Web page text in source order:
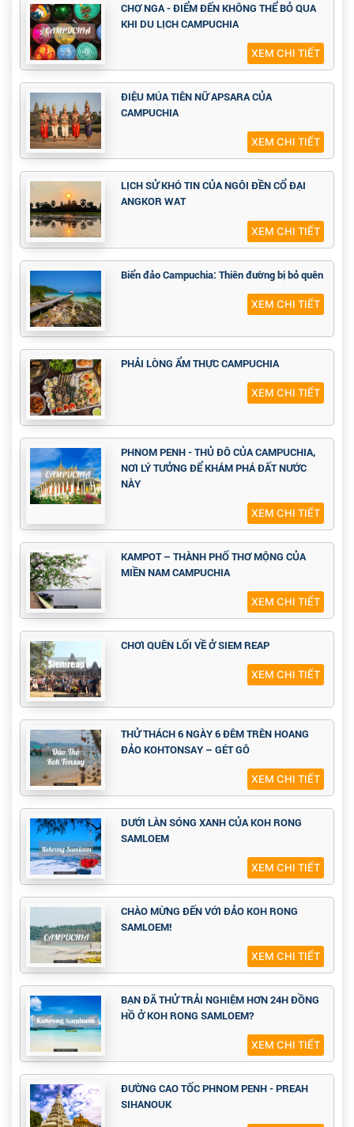
CHỢ NGA - ĐIỂM ĐẾN KHÔNG THỂ BỎ QUA
KHI DU LỊCH CAMPUCHIA
XEM CHI TIẾT
ĐIỆU MÚA TIÊN NỮ APSARA CỦA
CAMPUCHIA
XEM CHI TIẾT
LỊCH SỬ KHÓ TIN CỦA NGÔI ĐỀN CỔ ĐẠI
ANGKOR WAT
XEM CHI TIẾT
Biển đảo Campuchia: Thiên đường bị bỏ quên
XEM CHI TIẾT
PHẢI LÒNG ẨM THỰC CAMPUCHIA
XEM CHI TIẾT
PHNOM PENH - THỦ ĐÔ CỦA CAMPUCHIA,
NƠI LÝ TƯỞNG ĐỂ KHÁM PHÁ ĐẤT NƯỚC
NÀY
XEM CHI TIẾT
KAMPOT – THÀNH PHỐ THƠ MỘNG CỦA
MIỀN NAM CAMPUCHIA
XEM CHI TIẾT
CHƠI QUÊN LỐI VỀ Ở SIEM REAP
XEM CHI TIẾT
THỬ THÁCH 6 NGÀY 6 ĐÊM TRÊN HOANG
ĐẢO KOHTONSAY – GÉT GÔ
XEM CHI TIẾT
DƯỚI LÀN SÓNG XANH CỦA KOH RONG
SAMLOEM
XEM CHI TIẾT
CHÀO MỪNG ĐẾN VỚI ĐẢO KOH RONG
SAMLOEM!
XEM CHI TIẾT
BẠN ĐÃ THỬ TRẢI NGHIỆM HƠN 24H ĐỒNG
HỒ Ở KOH RONG SAMLOEM?
XEM CHI TIẾT
ĐƯỜNG CAO TỐC PHNOM PENH - PREAH
SIHANOUK